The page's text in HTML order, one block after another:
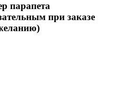
парапета
при заказе